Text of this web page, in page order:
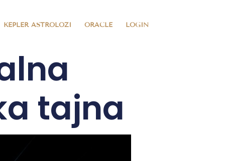
KEPLER ASTROLOZI ORACLE LOGIN
tajna